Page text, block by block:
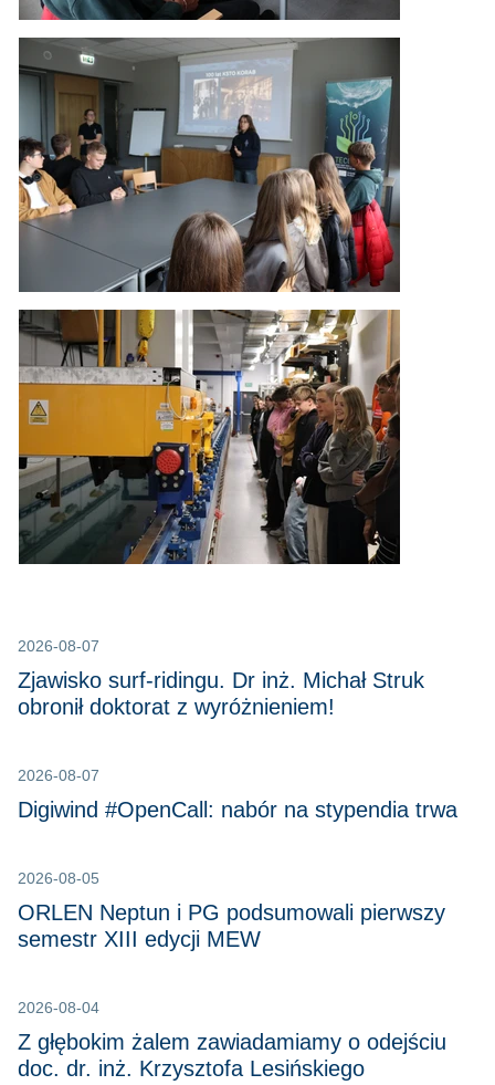
2026-08-07
Zjawisko surf-ridingu. Dr inż. Michał Struk
obronił doktorat z wyróżnieniem!
2026-08-07
Digiwind #OpenCall: nabór na stypendia trwa
2026-08-05
ORLEN Neptun i PG podsumowali pierwszy
semestr XIII edycji MEW
2026-08-04
Z głębokim żalem zawiadamiamy o odejściu
doc. dr. inż. Krzysztofa Lesińskiego